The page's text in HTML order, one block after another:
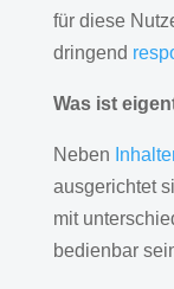
für diese
dringend
Was ist
Neben
ausgerichtet
mit
bedienbar